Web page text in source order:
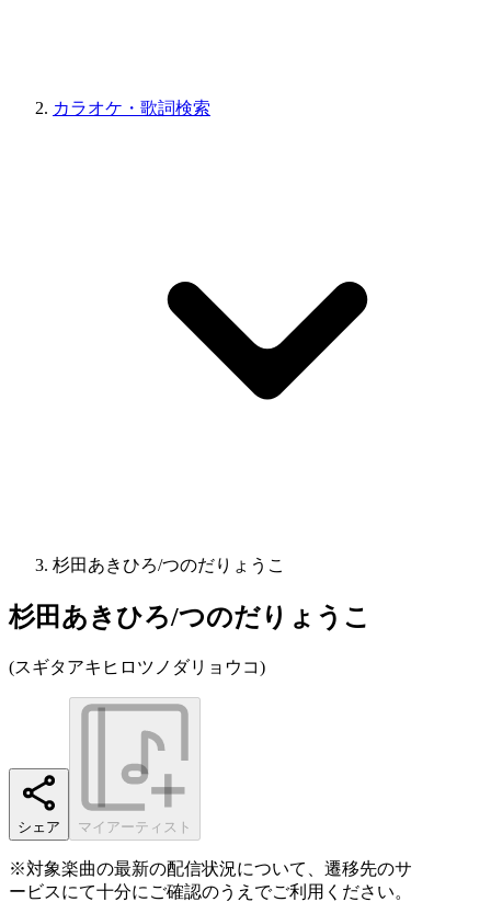
カラオケ・歌詞検索
杉田あきひろ/つのだりょうこ
杉田あきひろ/つのだりょうこ
(スギタアキヒロツノダリョウコ)
シェア マイアーティスト
※対象楽曲の最新の配信状況について、遷移先のサ
ービスにて十分にご確認のうえでご利用ください。